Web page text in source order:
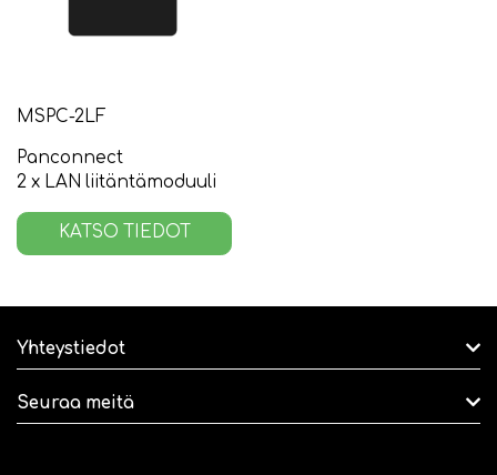
MSPC-2LF
Panconnect
2 x LAN liitäntämoduuli
KATSO TIEDOT
Yhteystiedot
Seuraa meitä